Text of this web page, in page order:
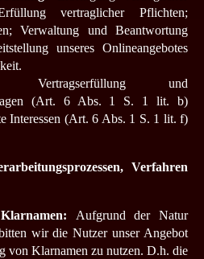
vertraglicher Pflichten;
Verwaltung und Beantwortung
unseres Onlineangebotes
Vertragserfüllung und
(Art. 6 Abs. 1 S. 1 lit. b)
Interessen (Art. 6 Abs. 1 S. 1 lit. f)
Verfahren
Aufgrund der Natur
wir die Nutzer unser Angebot
von Klarnamen zu nutzen. D.h. die